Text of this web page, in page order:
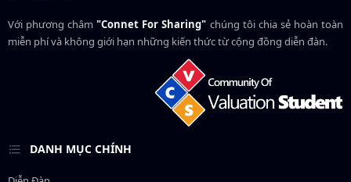
Với phương châm"Connet For Sharing" chúng tôi chia sẻ hoàn toàn
miễn phí và không giới hạn những kiến thức từ cộng đồng diễn đàn.
DANH MỤC CHÍNH